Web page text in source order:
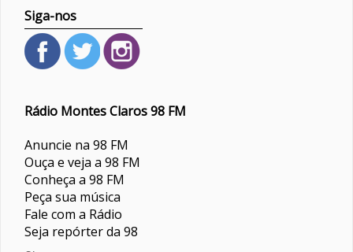
Siga-nos
Rádio Montes Claros 98 FM
Anuncie na 98 FM
Ouça e veja a 98 FM
Conheça a 98 FM
Peça sua música
Fale com a Rádio
Seja repórter da 98